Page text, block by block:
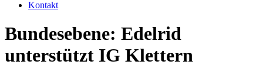
Kontakt
Bundesebene: Edelrid
unterstützt IG Klettern